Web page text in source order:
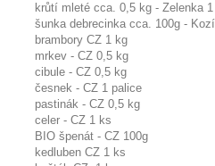
krůtí mleté cca. 0,5 kg - Zelenka
šunka debrecinka cca. 100g -
brambory CZ 1 kg
mrkev - CZ 0,5 kg
cibule - CZ 0,5 kg
česnek - CZ 1 palice
pastinák - CZ 0,5 kg
celer - CZ 1 ks
BIO špenát - CZ 100g
kedluben CZ 1 ks